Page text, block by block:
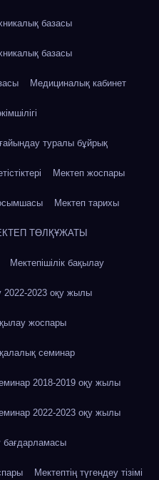
базасы
базасы
Медициналық кабинет
туралы бұйрық
Мектеп жоспары
Мектеп тарихы
ТӨЛҚҰЖАТЫ
Мектепішілік бақылау
2022-2023 оқу жылы
жоспары
семинар
2018-2019 оқу жылы
2022-2023 оқу жылы
бағдарламасы
Мектептің түгендеу тізімі